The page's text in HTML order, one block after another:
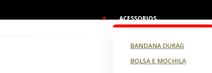
ACESSORIOS
BANDANA DURAG
BOLSA E MOCHILA